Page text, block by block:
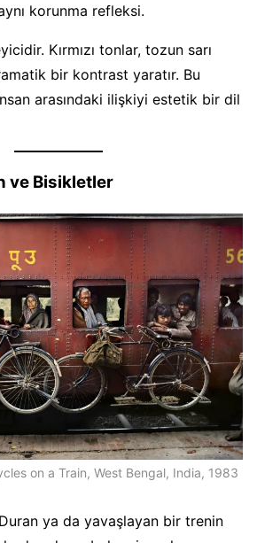
korunma refleksi.
Kırmızı tonlar, tozun sarı
bir kontrast yaratır. Bu
arasındaki ilişkiyi estetik bir dil
ve Bisikletler
on a Train, West Bengal, India, 1983
ya da yavaşlayan bir trenin